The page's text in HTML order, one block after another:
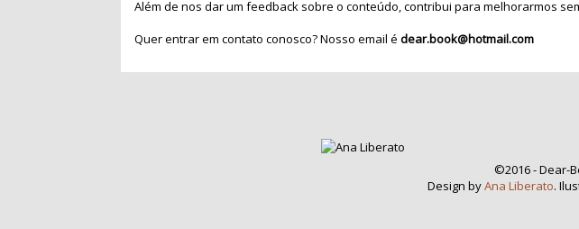
Além de nos dar um feedback sobre o conteúdo, contribui para melhorarmos
Quer entrar em contato conosco? Nosso email édear.book@hotmail.com
©2016 - Dear-
Design byAna Liberato.